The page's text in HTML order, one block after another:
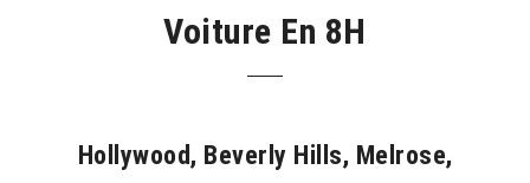
Voiture En 8H
Hollywood, Beverly Hills, Melrose,